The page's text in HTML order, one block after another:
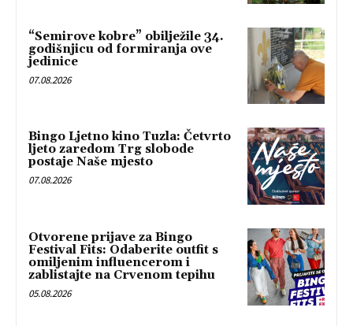
“Semirove kobre” obilježile 34.
godišnjicu od formiranja ove
jedinice
07.08.2026
Bingo Ljetno kino Tuzla: Četvrto
ljeto zaredom Trg slobode
postaje Naše mjesto
07.08.2026
Otvorene prijave za Bingo
Festival Fits: Odaberite outfit s
omiljenim influencerom i
zablistajte na Crvenom tepihu
05.08.2026